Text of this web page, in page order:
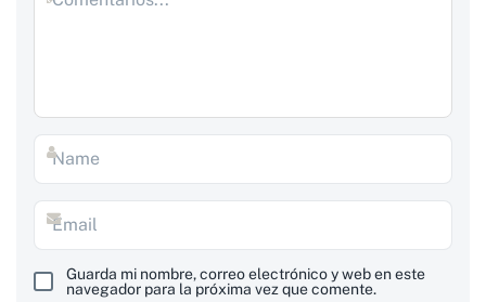
Guarda mi nombre, correo electrónico y web en este
navegador para la próxima vez que comente.